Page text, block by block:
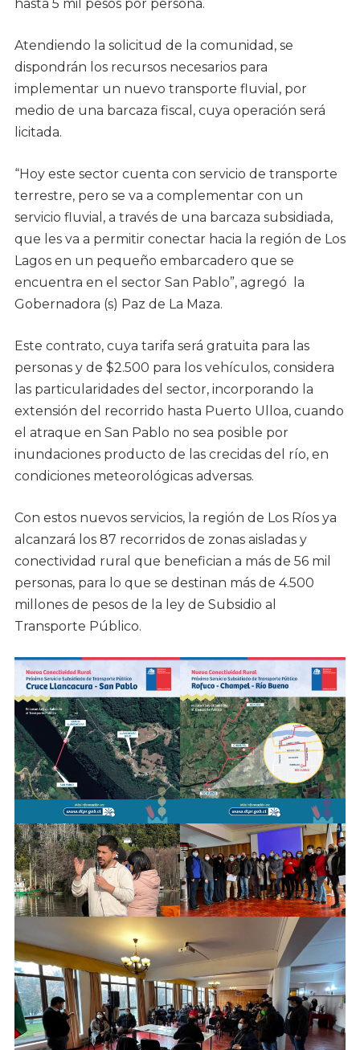
hasta 5 mil pesos por persona.
Atendiendo la solicitud de la comunidad, se
dispondrán los recursos necesarios para
implementar un nuevo transporte fluvial, por
medio de una barcaza fiscal, cuya operación será
licitada.
“Hoy este sector cuenta con servicio de transporte
terrestre, pero se va a complementar con un
servicio fluvial, a través de una barcaza subsidiada,
que les va a permitir conectar hacia la región de Los
Lagos en un pequeño embarcadero que se
encuentra en el sector San Pablo”, agregó la
Gobernadora (s) Paz de La Maza.
Este contrato, cuya tarifa será gratuita para las
personas y de $2.500 para los vehículos, considera
las particularidades del sector, incorporando la
extensión del recorrido hasta Puerto Ulloa, cuando
el atraque en San Pablo no sea posible por
inundaciones producto de las crecidas del río, en
condiciones meteorológicas adversas.
Con estos nuevos servicios, la región de Los Ríos ya
alcanzará los 87 recorridos de zonas aisladas y
conectividad rural que benefician a más de 56 mil
personas, para lo que se destinan más de 4.500
millones de pesos de la ley de Subsidio al
Transporte Público.